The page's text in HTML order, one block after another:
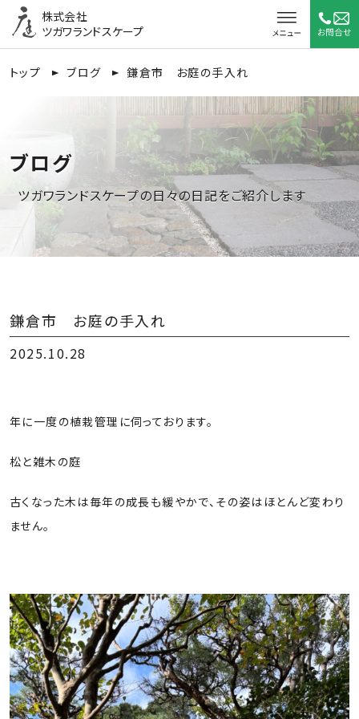
株式会社
ツガワランドスケープ
トップ ブログ 鎌倉市 お庭の手入れ
ブログ
ツガワランドスケープの日々の日記をご紹介します
鎌倉市 お庭の手入れ
2025.10.28
年に一度の植栽管理に伺っております。
松と雑木の庭
古くなった木は毎年の成長も緩やかで、その姿はほとんど変わり
ません。